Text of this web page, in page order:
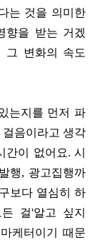
는 것을 의미한
향을 받는 거겠
그 변화의 속도
는지를 먼저 파
음이라고 생각
간이 없어요. 시
행, 광고집행까
보다 열심히 하
걸'알고 싶지
케터이기 때문